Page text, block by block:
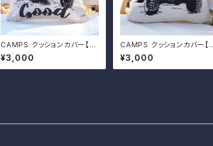
CAMPS クッションカバー【ジ
ムニー】
¥3,000
CAMPS クッションカバー【L
C80】
¥3,000